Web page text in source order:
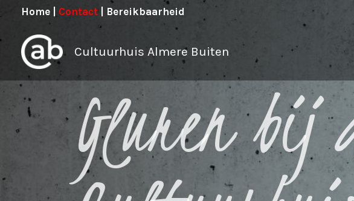
de
inhoud
Home Contact Bereikbaarheid
Cultuurhuis Almere Buiten
Gluren bij